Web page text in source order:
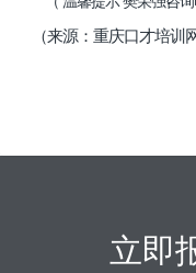
（来源：重庆口才培训
立即